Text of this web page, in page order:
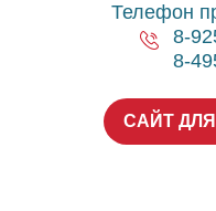
Телефон
8-
8-
САЙТ